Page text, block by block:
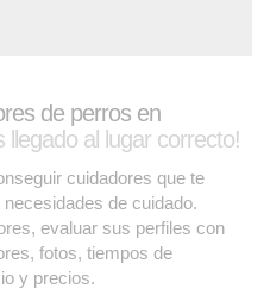
de perros en
llegado al lugar correcto!
cuidadores que te
de cuidado.
evaluar sus perfiles con
fotos, tiempos de
y precios.